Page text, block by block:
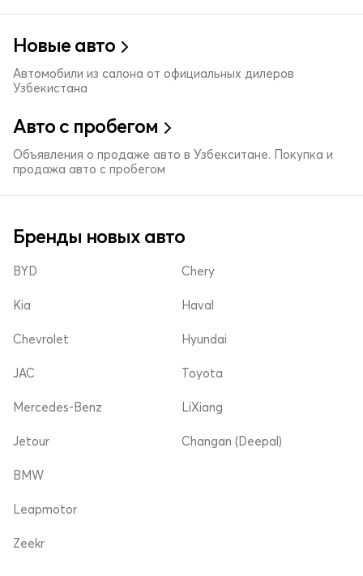
Новые авто
Автомобили из салона от официальных дилеров
Узбекистана
Авто с пробегом
Объявления о продаже авто в Узбекситане. Покупка и
продажа авто с пробегом
Бренды новых авто
BYD
Kia
Chevrolet
Chery
Haval
Hyundai
JAC
Mercedes-Benz
Jetour
Toyota
LiXiang
Changan (Deepal)
BMW
Leapmotor
Zeekr